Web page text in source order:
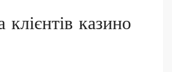
казино